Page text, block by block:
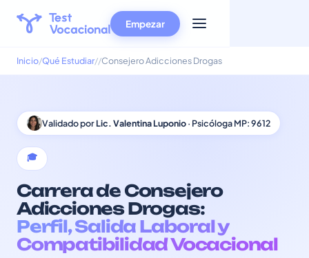
Empezar
Inicio Qué Estudiar Consejero Adicciones Drogas
Validado porLic. Valentina Luponio· Psicóloga MP: 9612
🎓
Carrera de Consejero
Adicciones Drogas:
Perfil, Salida Laboral y
Compatibilidad Vocacional